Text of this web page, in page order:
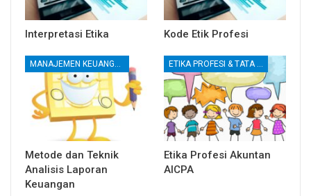
Interpretasi Etika Kode Etik Profesi
MANAJEMEN KEUANGAN
Metode dan Teknik
Analisis Laporan
Keuangan
ETIKA PROFESI & TATA KELOLA KORPORAT
Etika Profesi Akuntan
AICPA